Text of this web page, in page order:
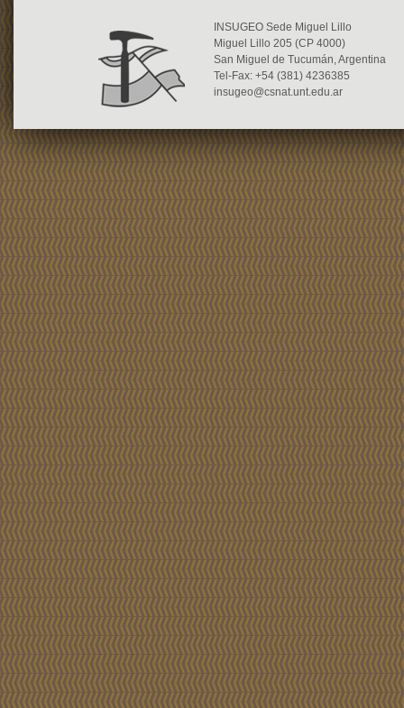
INSUGEO Sede Miguel Lillo
Miguel Lillo 205 (CP 4000)
San Miguel de Tucumán, Argentina
Tel-Fax: +54 (381) 4236385
insugeo@csnat.unt.edu.ar